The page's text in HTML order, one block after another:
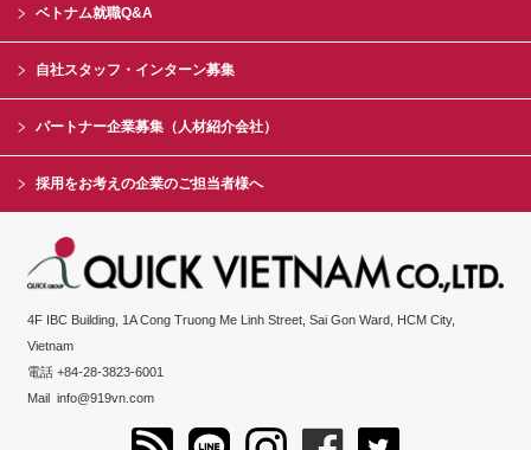
ベトナム就職Q&A
自社スタッフ・インターン募集
パートナー企業募集（人材紹介会社）
採用をお考えの企業のご担当者様へ
4F IBC Building, 1A Cong Truong Me Linh Street, Sai Gon Ward, HCM City,
Vietnam
電話 +84-28-3823-6001
Mailinfo@919vn.com